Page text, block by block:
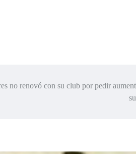
no renovó con su club por pedir